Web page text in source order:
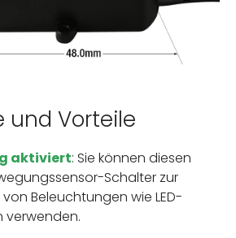
und Vorteile
aktiviert: Sie können diesen
Schalter zur
Beleuchtungen wie LED-
verwenden.